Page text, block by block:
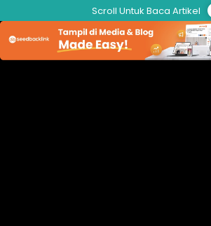
ke
konten
Scroll Untuk Baca Artikel